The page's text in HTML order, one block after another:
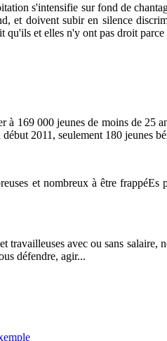
s'intensifie sur fond de
et doivent subir en silence
et elles n'y ont pas droit
000 jeunes de moins de 25
2011, seulement 180 jeunes
et nombreux à être frappéEs
travailleuses avec ou sans
défendre, agir...